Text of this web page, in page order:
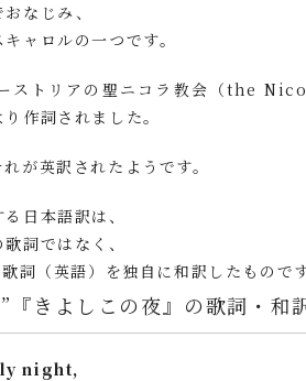
なじみ、
ャロルの一つです。
ストリアの聖ニコラ教会（the
作詞されました。
が英訳されたようです。
日本語訳は、
詞ではなく、
（英語）を独自に和訳したもので
きよしこの夜』の歌詞・和
night,